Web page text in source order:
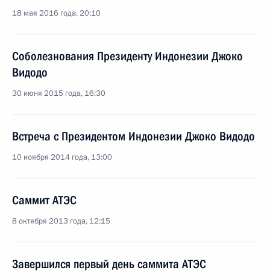
18 мая 2016 года, 20:10
Соболезнования Президенту Индонезии Джоко
Видодо
30 июня 2015 года, 16:30
Встреча с Президентом Индонезии Джоко Видодо
10 ноября 2014 года, 13:00
Саммит АТЭС
8 октября 2013 года, 12:15
Завершился первый день саммита АТЭС